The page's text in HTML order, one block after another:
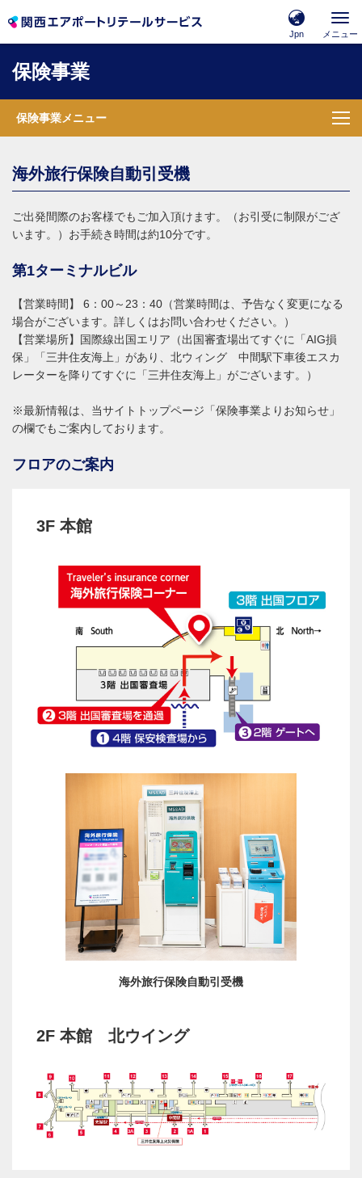
Jpn メニュー
保険事業
保険事業メニュー
保険事業メニュー
海外旅行保険自動引受機
ご出発間際のお客様でもご加入頂けます。（お引受に制限がござ
います。）お手続き時間は約10分です。
第1ターミナルビル
【営業時間】 6：00～23：40（営業時間は、予告なく変更になる
場合がございます。詳しくはお問い合わせください。）
【営業場所】国際線出国エリア（出国審査場出てすぐに「AIG損
保」「三井住友海上」があり、北ウィング 中間駅下車後エスカ
レーターを降りてすぐに「三井住友海上」がございます。）
※最新情報は、当サイトトップページ「保険事業よりお知らせ」
の欄でもご案内しております。
フロアのご案内
3F 本館
海外旅行保険自動引受機
2F 本館 北ウイング